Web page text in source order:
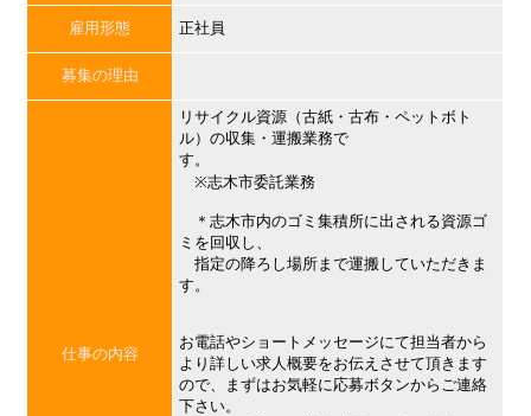
雇用形態 正社員
募集の理由
仕事の内容
リサイクル資源（古紙・古布・ペットボト
ル）の収集・運搬業務で
す。
※志木市委託業務
＊志木市内のゴミ集積所に出される資源ゴ
ミを回収し、
指定の降ろし場所まで運搬していただきま
す。
お電話やショートメッセージにて担当者から
より詳しい求人概要をお伝えさせて頂きます
ので、まずはお気軽に応募ボタンからご連絡
下さい。